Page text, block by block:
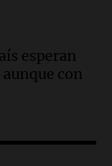
año
esperan
con